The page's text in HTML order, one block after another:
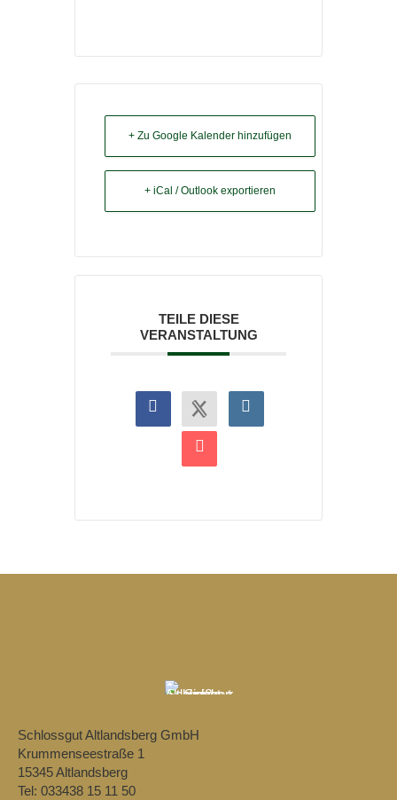
+ Zu Google Kalender hinzufügen
+ iCal / Outlook exportieren
TEILE DIESE
VERANSTALTUNG
Schlossgut Altlandsberg GmbH
Krummenseestraße 1
15345 Altlandsberg
Tel: 033438 15 11 50